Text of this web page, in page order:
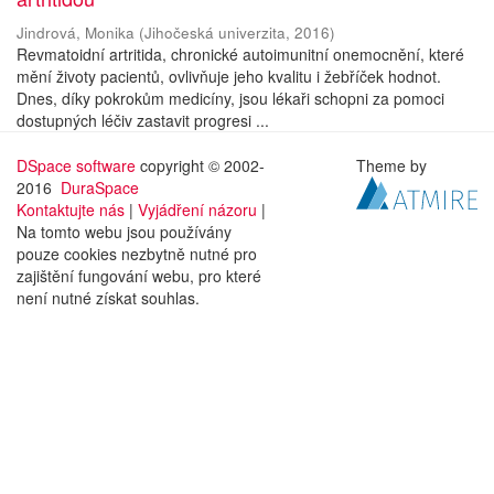
Jindrová, Monika (Jihočeská univerzita, 2016)
Revmatoidní artritida, chronické autoimunitní onemocnění, které
mění životy pacientů, ovlivňuje jeho kvalitu i žebříček hodnot.
Dnes, díky pokrokům medicíny, jsou lékaři schopni za pomoci
dostupných léčiv zastavit progresi ...
DSpace software copyright © 2002-
2016 DuraSpace
Kontaktujte nás | Vyjádření názoru |
Na tomto webu jsou používány
pouze cookies nezbytně nutné pro
zajištění fungování webu, pro které
není nutné získat souhlas.
Theme by